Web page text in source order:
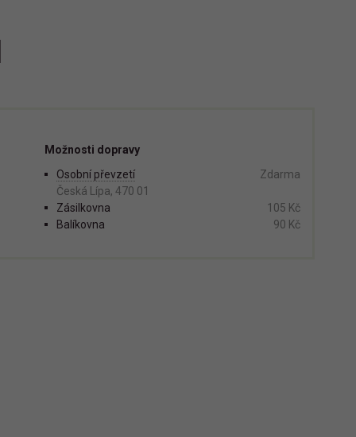
Možnosti dopravy
Osobní převzetí
Česká Lípa, 470 01
Zdarma
Zásilkovna
105 Kč
Balíkovna
90 Kč